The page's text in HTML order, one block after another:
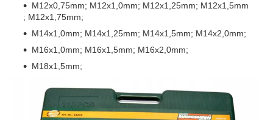
M12x0,75mm; M12x1,0mm; M12x1,25mm; M12x1,5mm
; M12x1,75mm;
M14x1,0mm; M14x1,25mm; M14x1,5mm; M14x2,0mm;
M16x1,0mm; M16x1,5mm; M16x2,0mm;
M18x1,5mm;